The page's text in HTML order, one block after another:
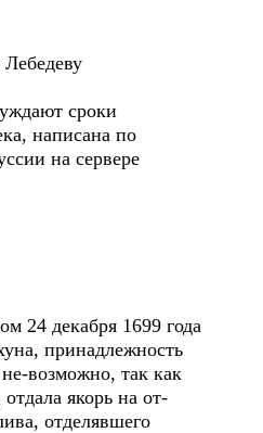
сроки
написана по
на сервере
24 декабря 1699 года
принадлежность
возможно, так как
якорь на от-
отделявшего